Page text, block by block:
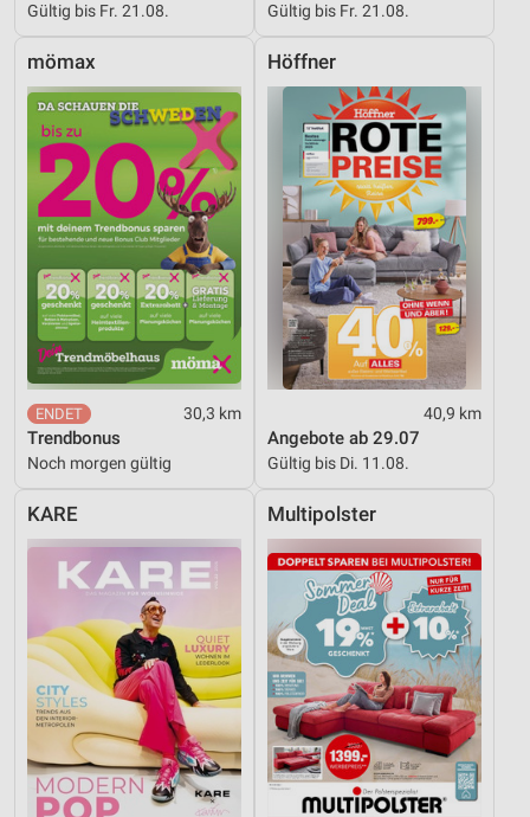
Gültig bis Fr. 21.08. Gültig bis Fr. 21.08.
mömax
30,3 km
Trendbonus
Noch morgen gültig
Höffner
40,9 km
Angebote ab 29.07
Gültig bis Di. 11.08.
KARE Multipolster